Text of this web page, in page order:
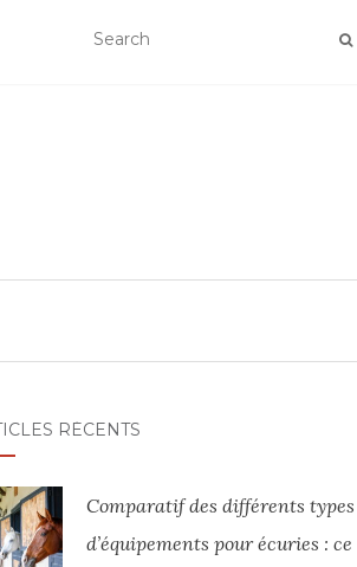
RÉCENTS
Comparatif des différents types
d’équipements pour écuries : ce